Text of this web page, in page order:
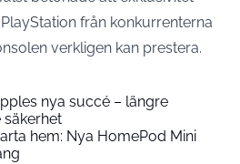
från konkurrenterna
verkligen kan prestera.
nya succé – längre
hem: Nya HomePod Mini